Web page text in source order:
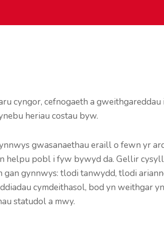
cyngor, cefnogaeth a
heriau costau byw.
gwasanaethau eraill o fewn yr
helpu pobl i fyw bywyd da. Gellir
gan gynnwys: tlodi tanwydd, tlodi
cymdeithasol, bod yn weithgar
statudol a mwy.